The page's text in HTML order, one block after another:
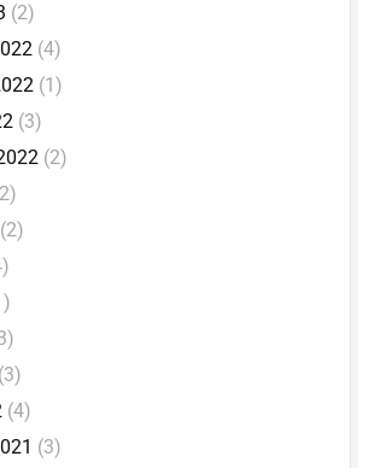
(2)
(4)
(1)
(3)
(2)
(2)
(3)
(4)
(3)